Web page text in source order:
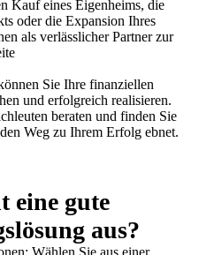
Kauf eines Eigenheims, die
oder die Expansion Ihres
als verlässlicher Partner zur
Sie Ihre finanziellen
und erfolgreich realisieren.
beraten und finden Sie
Weg zu Ihrem Erfolg ebnet.
eine gute
aus?
Wählen Sie aus einer